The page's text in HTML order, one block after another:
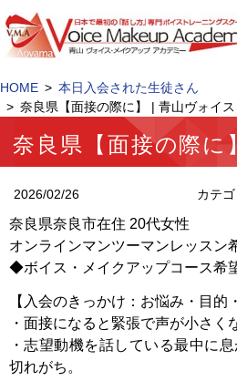
HOME
本日入会された生徒さん
奈良県【面接の際に】 | 青山ヴォイ
奈良県【面接の際に
2026/02/26 カテ
奈良県奈良市在住 20代女性
オンラインマンツーマンレッスン
◆ボイス・メイクアップコース希
【入会のきっかけ：お悩み・目的
・面接になると緊張で声が小さく
・志望動機を話している最中に
切れがち。